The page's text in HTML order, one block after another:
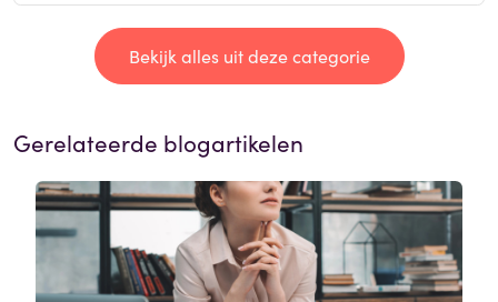
Bekijk alles uit deze categorie
Gerelateerde blogartikelen